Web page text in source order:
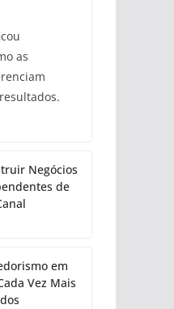
as
Negócios
de
em
Vez Mais